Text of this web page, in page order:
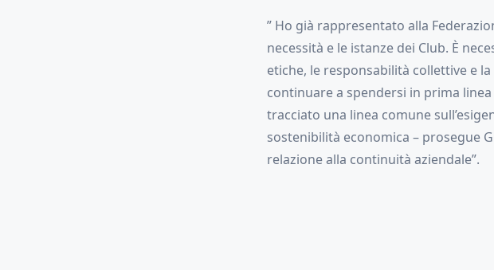
” Ho già rappresentato alla
necessità e le istanze dei Club. È
etiche, le responsabilità collettive e
continuare a spendersi in prima
tracciato una linea comune
sostenibilità economica – prosegue
relazione alla continuità aziendale”.